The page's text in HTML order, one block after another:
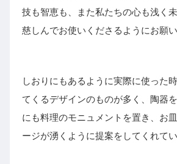
技も智恵も、また私たちの心も浅く
慈しんでお使いくださるようにお願い
しおりにもあるように実際に使った
てくるデザインのものが多く、陶器
にも料理のモニュメントを置き、お
ージが湧くように提案をしてくれてい